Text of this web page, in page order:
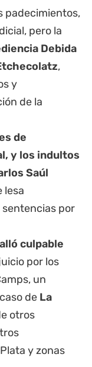
padecimientos,
pero la
Debida
,
y
de la
de
y los indultos
Saúl
lesa
por
culpable
por los
un
de La
otros
y zonas